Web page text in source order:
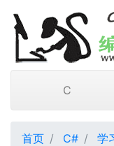
C
首页 C# 学